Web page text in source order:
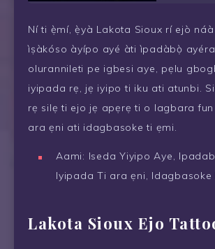
Ní ti ẹ̀mí, ẹ̀yà Lakota Sioux rí ejò
ìṣàkóso àyípo ayé àti ìpadàbọ̀
olurannileti pe igbesi aye, pẹlu
iyipada rẹ, jẹ iyipo ti iku ati atunbi.
rẹ silẹ ti ejo jẹ apẹrẹ ti o lagbara
ara ẹni ati idagbasoke ti ẹmi.
Aami: Iseda Yiyipo Aye,
Iyipada Ti ara ẹni, Idagbasoke
Lakota Sioux Ejo